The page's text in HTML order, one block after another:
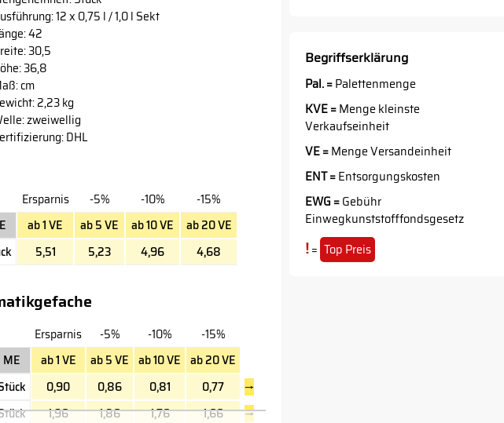
12 x 0,75 l / 1,0 l Sekt
42
30,5
36,8
cm
2,23 kg
zweiwellig
DHL
Ersparnis -5% -10%
-15%
ab 1 VE ab 5 VE ab 10 VE
ab 20 VE
5,51 5,23 4,96 4,68
Ersparnis -5% -10%
-15%
ME ab 1 VE ab 5 VE ab 10 VE ab 20 VE
0,90 0,86 0,81 0,77
→
1,96 1,86 1,76 1,66 →
Begriffserklärung
Pal. =Palettenmenge
KVE =Menge kleinste
Verkaufseinheit
VE =Menge Versandeinheit
ENT =Entsorgungskosten
EWG =Gebühr
Einwegkunststofffondsgesetz
!= Top Preis